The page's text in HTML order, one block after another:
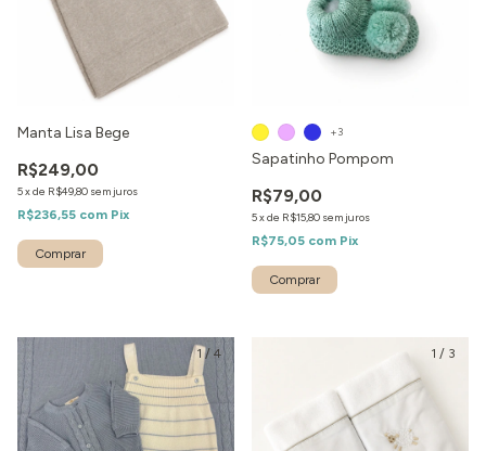
Manta Lisa Bege
R$249,00
5xde R$49,80 sem juros
R$236,55 com Pix
Sapatinho Pompom
R$79,00
5xde R$15,80 sem juros
R$75,05 com Pix
+3
Comprar
1 / 4 1 / 3